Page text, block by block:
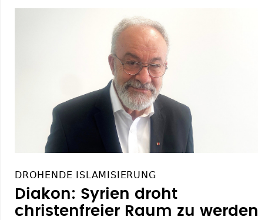
DROHENDE ISLAMISIERUNG
Diakon: Syrien droht
christenfreier Raum zu werden